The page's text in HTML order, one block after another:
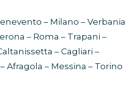
– Milano – Verbania
– Roma – Trapani –
– Cagliari –
Afragola – Messina – Torino